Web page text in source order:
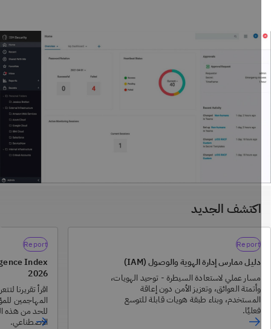
تمكين استراتيجيات الثقة الصفرية للمساعدة على تقليل المخاطر التي
لها المؤسسة. المستخدمون المميزون هم أشخاص يتمتعون
وصول فائقة إلى الأنظمة والبيانات والوظائف الحساسة وأنت تثق
اكتشف الجديد
Report
دليل ممارس إدارة الهوية والوصول (IAM)
مسار عملي لاستعادة السيطرة - توحيد الهويات،
وأتمتة العوائق، وتعزيز الأمن دون إعاقة
المستخدم، وبناء طبقة هويات قابلة للتوسع
فعليًا.
Report
Index
2026
اقرأ تقريرنا
المهاجمين
للحد من هذه
الاصطناعي.